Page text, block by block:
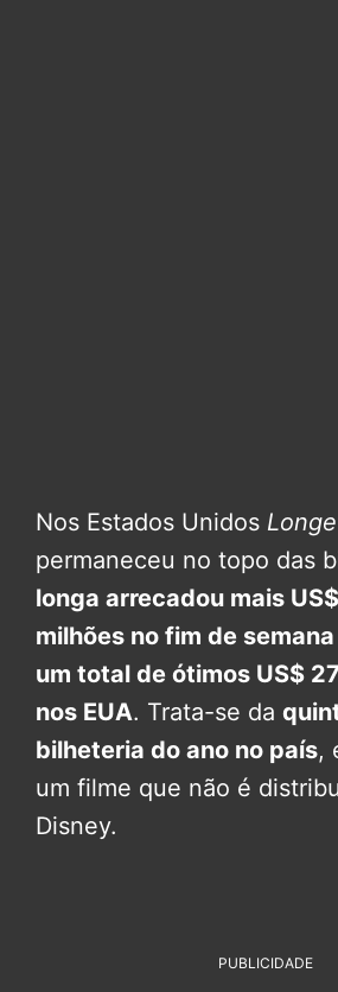
Nos Estados Unidos
permaneceu no topo das
longa arrecadou mais
milhões no fim de
um total de ótimos US$
nos EUA. Trata-se da
bilheteria do ano no país,
um filme que não é
Disney.
PUBLICIDADE